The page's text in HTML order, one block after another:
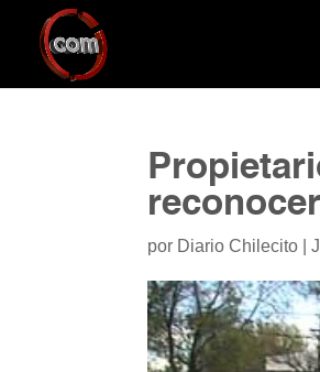
por Diario Chilecito |